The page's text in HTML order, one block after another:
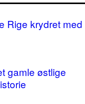
Rige krydret med
gamle østlige